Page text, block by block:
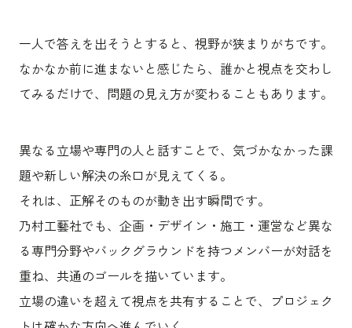
一人で答えを出そうとすると、視野が狭まりがちです。
なかなか前に進まないと感じたら、誰かと視点を交わし
てみるだけで、問題の見え方が変わることもあります。
異なる立場や専門の人と話すことで、気づかなかった課
題や新しい解決の糸口が見えてくる。
それは、正解そのものが動き出す瞬間です。
乃村工藝社でも、企画・デザイン・施工・運営など異な
る専門分野やバックグラウンドを持つメンバーが対話を
重ね、共通のゴールを描いています。
立場の違いを超えて視点を共有することで、プロジェク